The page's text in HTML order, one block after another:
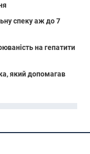
спеку аж до 7
на гепатити
який допомагав